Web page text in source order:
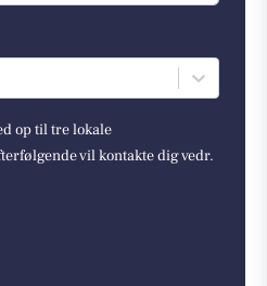
op til tre lokale
vil kontakte dig vedr.